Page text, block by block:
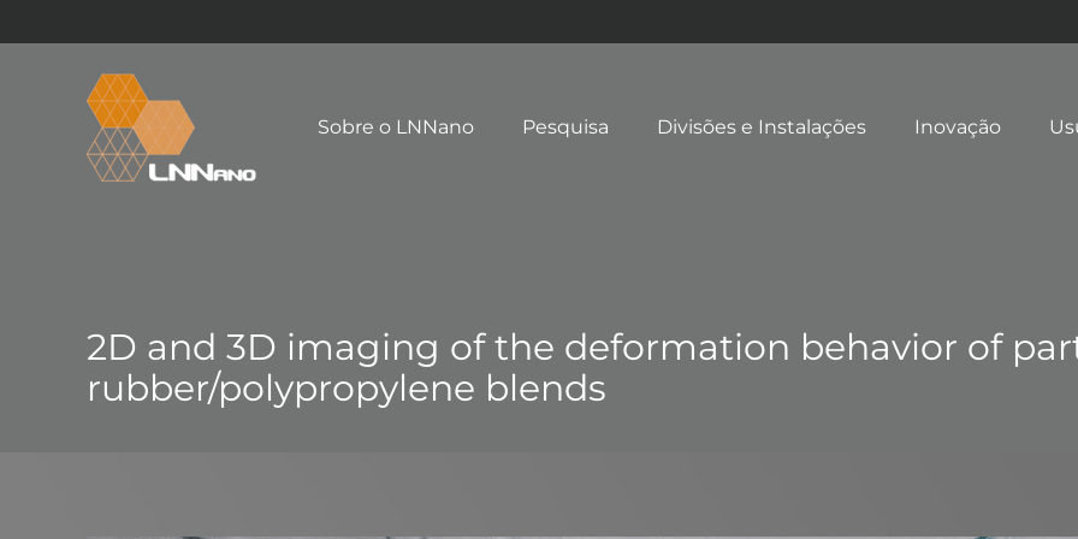
Sobre o LNNano Pesquisa Divisões e Instalações Inovação
2D and 3D imaging of the deformation behavior of
rubber/polypropylene blends